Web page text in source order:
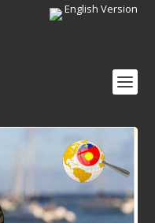
English Version